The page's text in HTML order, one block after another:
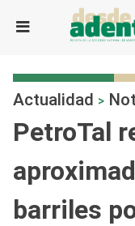
Actualidad >
PetroTal
barriles